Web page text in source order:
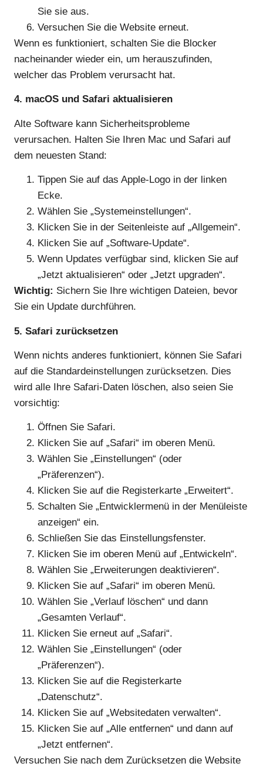
Sie sie aus.
Versuchen Sie die Website erneut.
Wenn es funktioniert, schalten Sie die Blocker
nacheinander wieder ein, um herauszufinden,
welcher das Problem verursacht hat.
4. macOS und Safari aktualisieren
Alte Software kann Sicherheitsprobleme
verursachen. Halten Sie Ihren Mac und Safari auf
dem neuesten Stand:
Tippen Sie auf das Apple-Logo in der linken
Ecke.
Wählen Sie „Systemeinstellungen“.
Klicken Sie in der Seitenleiste auf „Allgemein“.
Klicken Sie auf „Software-Update“.
Wenn Updates verfügbar sind, klicken Sie auf
„Jetzt aktualisieren“ oder „Jetzt upgraden“.
Wichtig: Sichern Sie Ihre wichtigen Dateien, bevor
Sie ein Update durchführen.
5. Safari zurücksetzen
Wenn nichts anderes funktioniert, können Sie Safari
auf die Standardeinstellungen zurücksetzen. Dies
wird alle Ihre Safari-Daten löschen, also seien Sie
vorsichtig:
Öffnen Sie Safari.
Klicken Sie auf „Safari“ im oberen Menü.
Wählen Sie „Einstellungen“ (oder
„Präferenzen“).
Klicken Sie auf die Registerkarte „Erweitert“.
Schalten Sie „Entwicklermenü in der Menüleiste
anzeigen“ ein.
Schließen Sie das Einstellungsfenster.
Klicken Sie im oberen Menü auf „Entwickeln“.
Wählen Sie „Erweiterungen deaktivieren“.
Klicken Sie auf „Safari“ im oberen Menü.
Wählen Sie „Verlauf löschen“ und dann
„Gesamten Verlauf“.
Klicken Sie erneut auf „Safari“.
Wählen Sie „Einstellungen“ (oder
„Präferenzen“).
Klicken Sie auf die Registerkarte
„Datenschutz“.
Klicken Sie auf „Websitedaten verwalten“.
Klicken Sie auf „Alle entfernen“ und dann auf
„Jetzt entfernen“.
Versuchen Sie nach dem Zurücksetzen die Website